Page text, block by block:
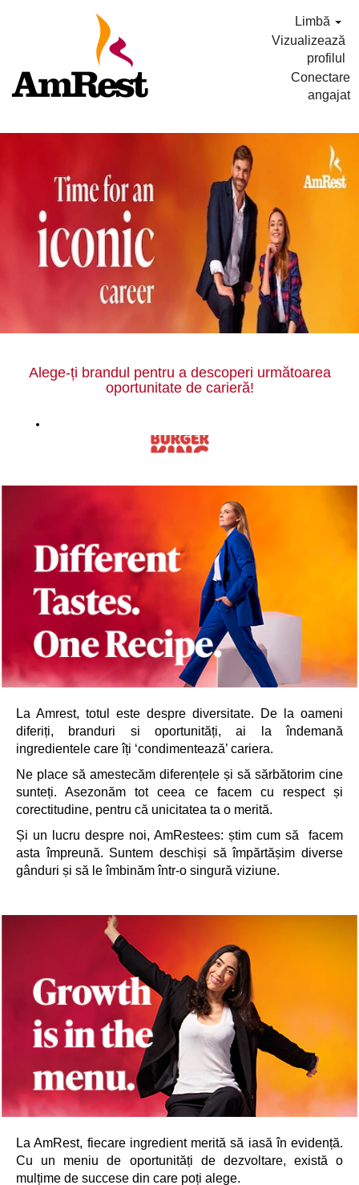
Limbă
Vizualizează
profilul
Conectare
angajat
Alege-ți brandul pentru a descoperi următoarea
oportunitate de carieră!
La Amrest, totul este despre diversitate. De la oameni
diferiți, branduri si oportunități, ai la îndemană
ingredientele care îți ‘condimentează’ cariera.
Ne place să amestecăm diferențele și să sărbătorim cine
sunteți. Asezonăm tot ceea ce facem cu respect și
corectitudine, pentru că unicitatea ta o merită.
Și un lucru despre noi, AmRestees: știm cum să facem
asta împreună. Suntem deschiși să împărtășim diverse
gânduri și să le îmbinăm într-o singură viziune.
La AmRest, fiecare ingredient merită să iasă în evidență.
Cu un meniu de oportunități de dezvoltare, există o
mulțime de succese din care poți alege.